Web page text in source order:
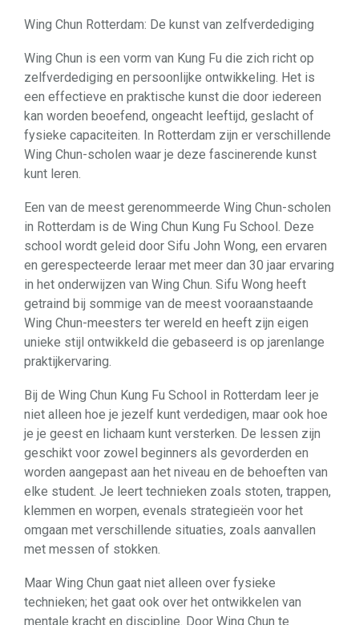
Wing Chun Rotterdam: De kunst van zelfverdediging
Wing Chun is een vorm van Kung Fu die zich richt op
zelfverdediging en persoonlijke ontwikkeling. Het is
een effectieve en praktische kunst die door iedereen
kan worden beoefend, ongeacht leeftijd, geslacht of
fysieke capaciteiten. In Rotterdam zijn er verschillende
Wing Chun-scholen waar je deze fascinerende kunst
kunt leren.
Een van de meest gerenommeerde Wing Chun-scholen
in Rotterdam is de Wing Chun Kung Fu School. Deze
school wordt geleid door Sifu John Wong, een ervaren
en gerespecteerde leraar met meer dan 30 jaar ervaring
in het onderwijzen van Wing Chun. Sifu Wong heeft
getraind bij sommige van de meest vooraanstaande
Wing Chun-meesters ter wereld en heeft zijn eigen
unieke stijl ontwikkeld die gebaseerd is op jarenlange
praktijkervaring.
Bij de Wing Chun Kung Fu School in Rotterdam leer je
niet alleen hoe je jezelf kunt verdedigen, maar ook hoe
je je geest en lichaam kunt versterken. De lessen zijn
geschikt voor zowel beginners als gevorderden en
worden aangepast aan het niveau en de behoeften van
elke student. Je leert technieken zoals stoten, trappen,
klemmen en worpen, evenals strategieën voor het
omgaan met verschillende situaties, zoals aanvallen
met messen of stokken.
Maar Wing Chun gaat niet alleen over fysieke
technieken; het gaat ook over het ontwikkelen van
mentale kracht en discipline. Door Wing Chun te